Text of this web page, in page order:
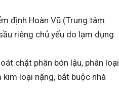
định Hoàn Vũ (Trung tâm
riêng chủ yếu do lạm dụng
chặt phân bón lậu, phân loại
loại nặng, bắt buộc nhà